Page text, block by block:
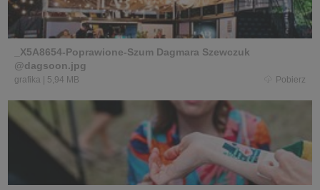
_X5A8654-Poprawione-Szum Dagmara Szewczuk
@dagsoon.jpg
grafika 5,94 MB Pobierz